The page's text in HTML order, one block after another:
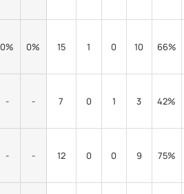
0% 0% 15 1 0 10 66%
- - 7 0 1 3 42%
- - 12 0 0 9 75%